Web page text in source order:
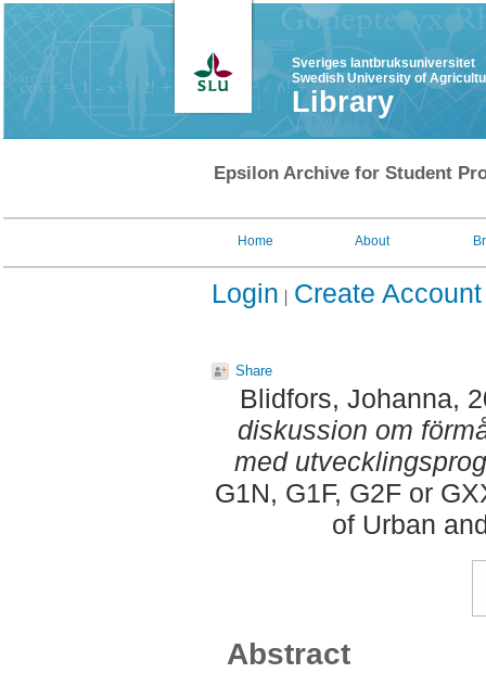
Sveriges lantbruksuniversitet
Swedish University of
Library
Epsilon Archive for Student
Home About
Login Create Account
Share
Blidfors, Johanna,
diskussion om
med
G1N, G1F, G2F or
of Urban
Abstract